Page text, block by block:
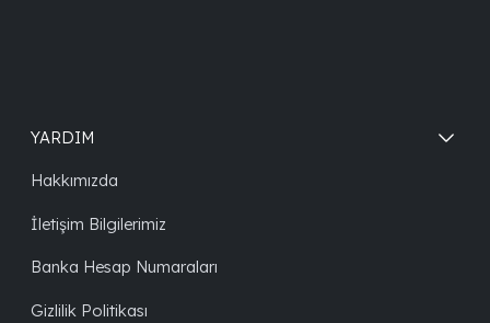
YARDIM
Hakkımızda
İletişim Bilgilerimiz
Banka Hesap Numaraları
Gizlilik Politikası